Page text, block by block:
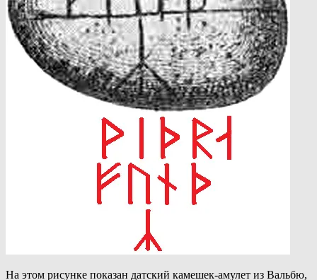
На этом рисунке показан датский камешек-амулет из Вальбю,